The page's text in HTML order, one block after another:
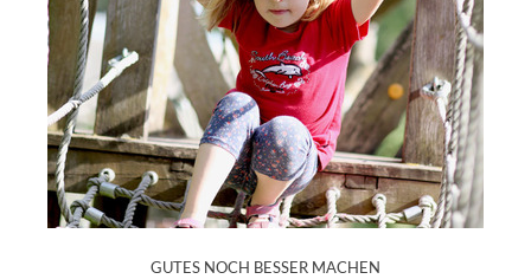
GUTES NOCH BESSER MACHEN